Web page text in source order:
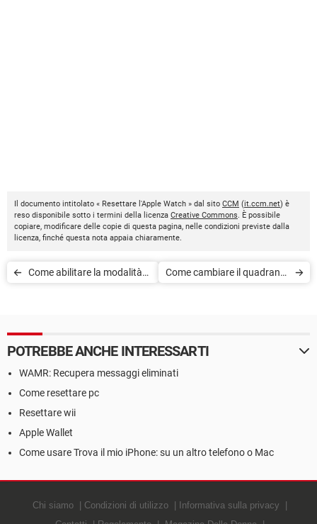
Il documento intitolato « Resettare l'Apple Watch » dal sito CCM (it.ccm.net) è
reso disponibile sotto i termini della licenza Creative Commons. È possibile
copiare, modificare delle copie di questa pagina, nelle condizioni previste dalla
licenza, finché questa nota appaia chiaramente.
Come abilitare la modalità
Come cambiare il quadrante
POTREBBE ANCHE INTERESSARTI
WAMR: Recupera messaggi eliminati
Come resettare pc
Resettare wii
Apple Wallet
Come usare Trova il mio iPhone: su un altro telefono o Mac
Chi siamo Condizioni di utilizzo
Informativa sulla privacy